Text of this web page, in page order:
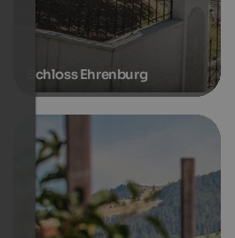
Schloss Ehrenburg